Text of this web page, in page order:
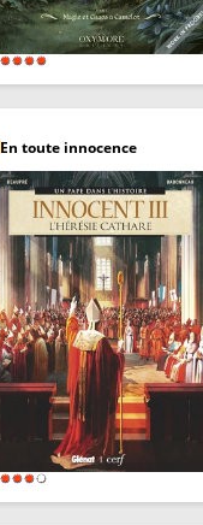
En toute innocence